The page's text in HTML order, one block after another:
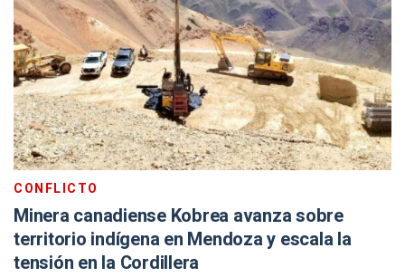
CONFLICTO
Minera canadiense Kobrea avanza sobre
territorio indígena en Mendoza y escala la
tensión en la Cordillera